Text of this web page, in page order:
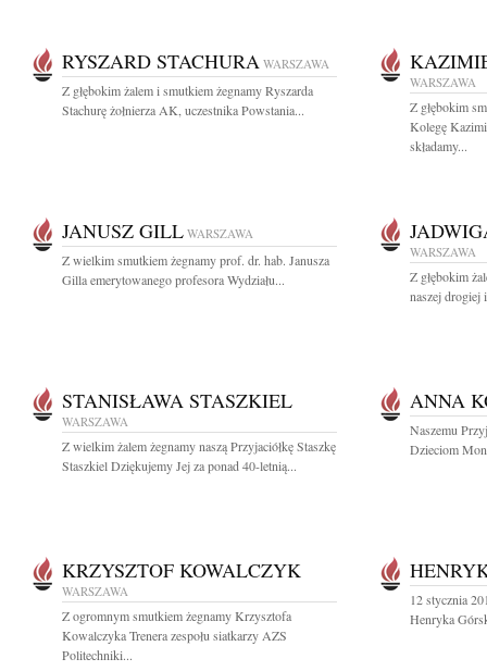
RYSZARD STACHURA WARSZAWA
Z głębokim żalem i smutkiem żegnamy Ryszarda
Stachurę żołnierza AK, uczestnika Powstania...
WARSZAWA
Z głębokim
Kolegę
składamy...
JANUSZ GILL WARSZAWA
Z wielkim smutkiem żegnamy prof. dr. hab. Janusza
Gilla emerytowanego profesora Wydziału...
WARSZAWA
Z głębokim
naszej drogiej
STANISŁAWA STASZKIEL
WARSZAWA
Z wielkim żalem żegnamy naszą Przyjaciółkę Staszkę
Staszkiel Dziękujemy Jej za ponad 40-letnią...
ANNA
Naszemu
Dzieciom
KRZYSZTOF KOWALCZYK
WARSZAWA
Z ogromnym smutkiem żegnamy Krzysztofa
Kowalczyka Trenera zespołu siatkarzy AZS
Politechniki...
12 stycznia
Henryka